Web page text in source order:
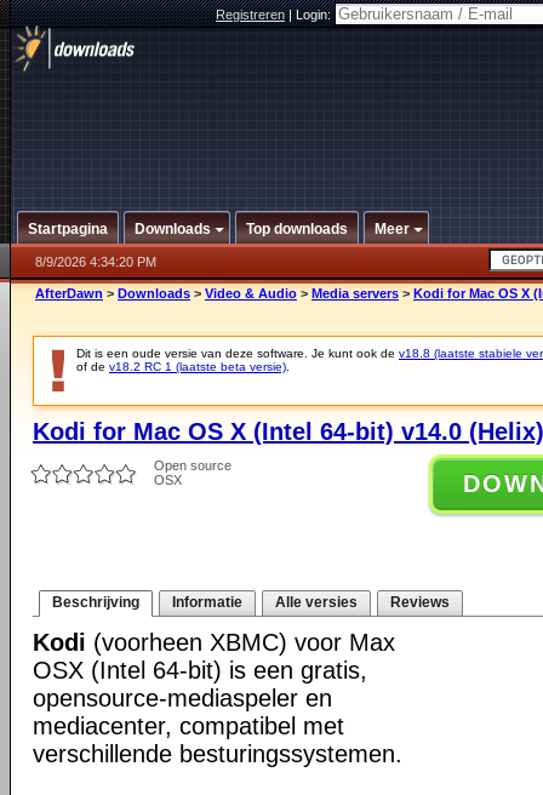
Registreren|Login:
Startpagina Downloads Top downloads Meer
8/9/2026 4:34:20 PM
AfterDawn > Downloads > Video & Audio > Media servers > Kodi for Mac OS X
Dit is een oude versie van deze software. Je kunt ook de v18.8 (laatste stabiele
of de v18.2 RC 1 (laatste beta versie)
Kodi for Mac OS X (Intel 64-bit) v14.0
Open source
OSX
Beschrijving Informatie Alle versies Reviews
Kodi (voorheen XBMC) voor Max
OSX (Intel 64-bit) is een gratis,
opensource-mediaspeler en
mediacenter, compatibel met
verschillende besturingssystemen.